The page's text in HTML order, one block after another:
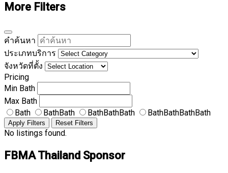
More Filters
คำค้นหา
ประเภทบริการ
จังหวัดที่ตั้ง
Pricing
Min Bath
Max Bath
Bath
BathBath BathBathBath BathBathBathBath
Apply Filters Reset Filters
No listings found.
FBMA Thailand Sponsor